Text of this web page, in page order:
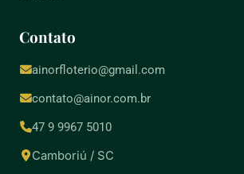
Contato
ainorfloterio@gmail.com
contato@ainor.com.br
47 9 9967 5010
Camboriú / SC